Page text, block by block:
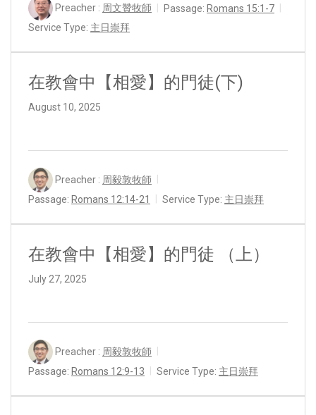
Preacher : 周文贊牧師 Passage: Romans 15:1-7
Service Type: 主日崇拜
在教會中【相愛】的門徒(下)
August 10, 2025
Preacher : 周毅敦牧師
Passage: Romans 12:14-21 Service Type: 主日崇拜
在教會中【相愛】的門徒 （上）
July 27, 2025
Preacher : 周毅敦牧師
Passage: Romans 12:9-13 Service Type: 主日崇拜